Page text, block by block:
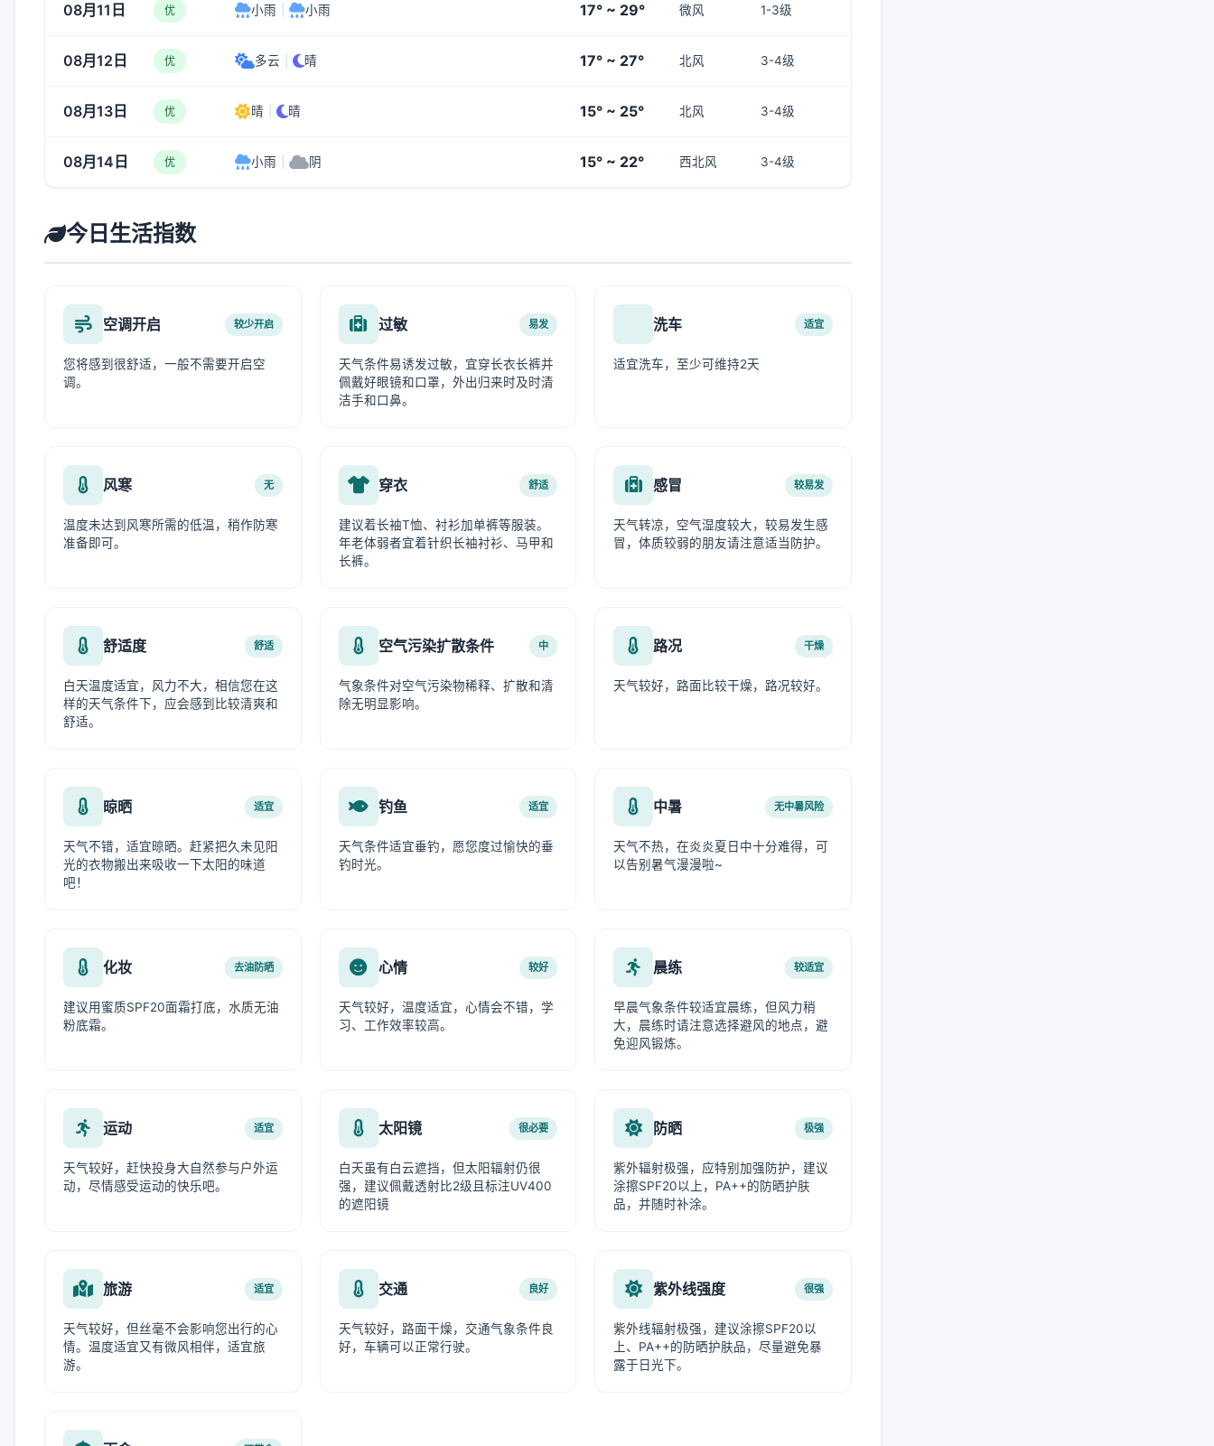
08月11日 优 小雨 小雨 17° ~ 29° 微风 1-3级
08月12日 优 多云 晴 17° ~ 27° 北风 3-4级
08月13日 优 晴 晴 15° ~ 25° 北风 3-4级
08月14日 优 小雨 阴 15° ~ 22° 西北风 3-4级
今日生活指数
空调开启 较少开启
您将感到很舒适，一般不需要开启空
调。
过敏 易发
天气条件易诱发过敏，宜穿长衣长裤并
佩戴好眼镜和口罩，外出归来时及时清
洁手和口鼻。
洗车 适宜
适宜洗车，至少可维持2天
风寒 无
温度未达到风寒所需的低温，稍作防寒
准备即可。
穿衣 舒适
建议着长袖T恤、衬衫加单裤等服装。
年老体弱者宜着针织长袖衬衫、马甲和
长裤。
感冒 较易发
天气转凉，空气湿度较大，较易发生感
冒，体质较弱的朋友请注意适当防护。
舒适度 舒适
白天温度适宜，风力不大，相信您在这
样的天气条件下，应会感到比较清爽和
舒适。
空气污染扩散条件 中
气象条件对空气污染物稀释、扩散和清
除无明显影响。
路况 干燥
天气较好，路面比较干燥，路况较好。
晾晒 适宜
天气不错，适宜晾晒。赶紧把久未见阳
光的衣物搬出来吸收一下太阳的味道
吧！
钓鱼 适宜
天气条件适宜垂钓，愿您度过愉快的垂
钓时光。
中暑 无中暑风险
天气不热，在炎炎夏日中十分难得，可
以告别暑气漫漫啦~
化妆 去油防晒
建议用蜜质SPF20面霜打底，水质无油
粉底霜。
心情 较好
天气较好，温度适宜，心情会不错，学
习、工作效率较高。
晨练 较适宜
早晨气象条件较适宜晨练，但风力稍
大，晨练时请注意选择避风的地点，避
免迎风锻炼。
运动 适宜
天气较好，赶快投身大自然参与户外运
动，尽情感受运动的快乐吧。
太阳镜 很必要
白天虽有白云遮挡，但太阳辐射仍很
强，建议佩戴透射比2级且标注UV400
的遮阳镜
防晒 极强
紫外辐射极强，应特别加强防护，建议
涂擦SPF20以上，PA++的防晒护肤
品，并随时补涂。
旅游 适宜
天气较好，但丝毫不会影响您出行的心
情。温度适宜又有微风相伴，适宜旅
游。
交通 良好
天气较好，路面干燥，交通气象条件良
好，车辆可以正常行驶。
紫外线强度 很强
紫外线辐射极强，建议涂擦SPF20以
上、PA++的防晒护肤品，尽量避免暴
露于日光下。